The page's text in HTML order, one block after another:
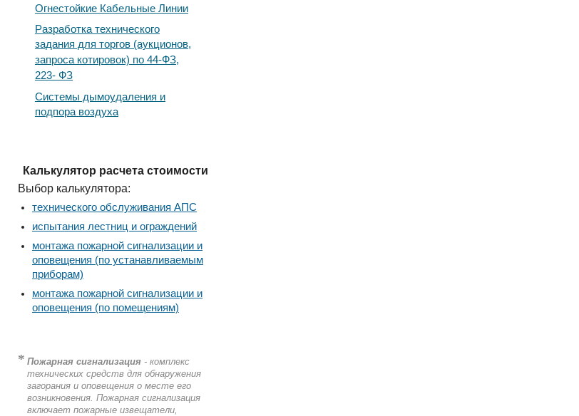
Огнестойкие Кабельные Линии
Разработка технического
задания для торгов (аукционов,
запроса котировок) по 44-ФЗ,
223- ФЗ
Системы дымоудаления и
подпора воздуха
Калькулятор расчета стоимости
Выбор калькулятора:
технического обслуживания АПС
испытания лестниц и ограждений
монтажа пожарной сигнализации и
оповещения (по устанавливаемым
приборам)
монтажа пожарной сигнализации и
оповещения (по помещениям)
* Пожарная сигнализация - комплекс
технических средств для обнаружения
загорания и оповещения о месте его
возникновения. Пожарная сигнализация
включает пожарные извещатели,